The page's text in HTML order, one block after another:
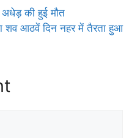
की हुई मौत
शव आठवें दिन नहर में तैरता हुआ